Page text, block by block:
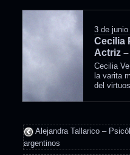
3 de
Cecilia
Actriz
Cecilia
la varita
del
Alejandra Tallarico –
argentinos